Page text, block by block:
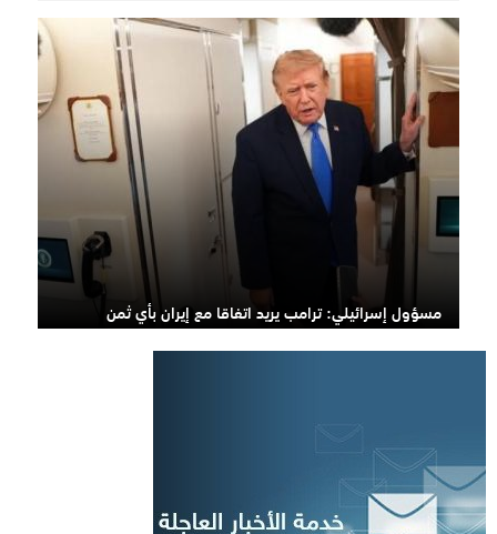
مسؤول إسرائيلي: ترامب يريد اتفاقا مع إيران بأي ثمن